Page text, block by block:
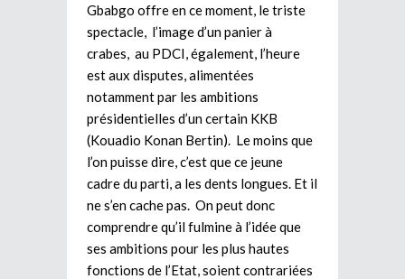
Gbabgo offre en ce moment, le triste
spectacle, l’image d’un panier à
crabes, au PDCI, également, l’heure
est aux disputes, alimentées
notamment par les ambitions
présidentielles d’un certain KKB
(Kouadio Konan Bertin). Le moins que
l’on puisse dire, c’est que ce jeune
cadre du parti, a les dents longues. Et il
ne s’en cache pas. On peut donc
comprendre qu’il fulmine à l’idée que
ses ambitions pour les plus hautes
fonctions de l’Etat, soient contrariées